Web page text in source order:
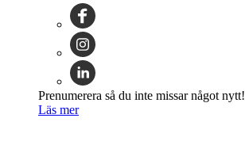
Prenumerera så du inte missar något nytt!
Läs mer